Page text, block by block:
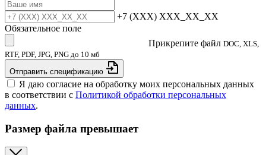
+7 (XXX) XXX_XX_XX
Обязательное поле
Прикрепите файл DOC, XLS,
RTF, PDF, JPG, PNG до 10 мб
Отправить спецификацию
Я даю согласие на обработку моих персональных данных
в соответствии с Политикой обработки персональных
данных.
Размер файла превышает